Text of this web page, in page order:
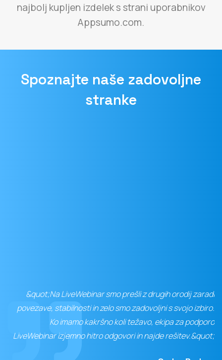
najbolj kupljen izdelek s strani uporabnikov
Appsumo.com.
Spoznajte naše zadovoljne
stranke
&quot;Na LiveWebinar smo prešli z drugih orodij zaradi
povezave, stabilnosti in zelo smo zadovoljni s svojo izbiro.
Ko imamo kakršno koli težavo, ekipa za podporo
LiveWebinar izjemno hitro odgovori in najde rešitev.&quot;